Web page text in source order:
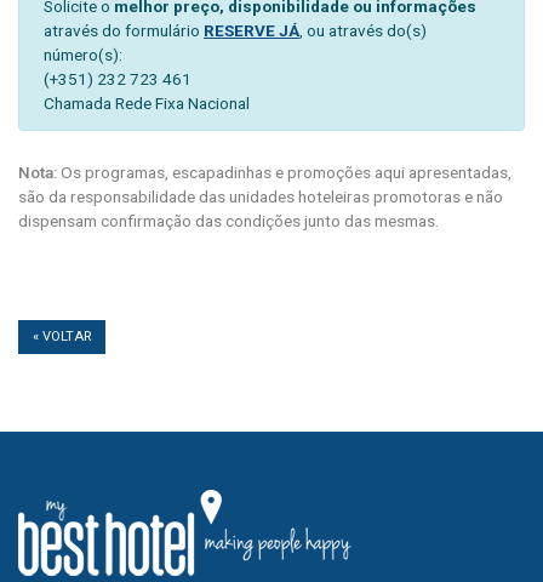
Solicite o melhor preço, disponibilidade ou informações
através do formulário RESERVE JÁ , ou através do(s)
número(s):
(+351) 232 723 461
Chamada Rede Fixa Nacional
Nota:Os programas, escapadinhas e promoções aqui apresentadas,
são da responsabilidade das unidades hoteleiras promotoras e não
dispensam confirmação das condições junto das mesmas.
« VOLTAR